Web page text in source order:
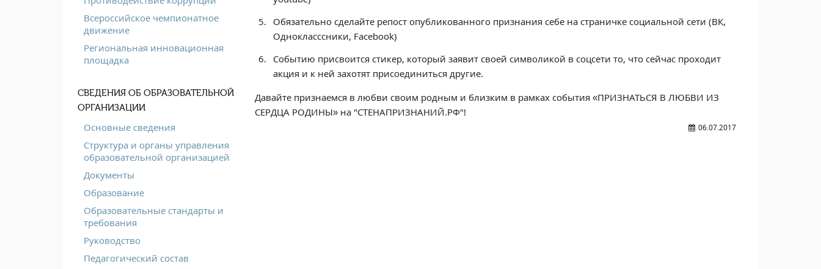
Всероссийское чемпионатное
движение
Региональная инновационная
площадка
СВЕДЕНИЯ ОБ ОБРАЗОВАТЕЛЬНОЙ
ОРГАНИЗАЦИИ
Основные сведения
Структура и органы управления
образовательной организацией
Документы
Образование
Образовательные стандарты и
требования
Руководство
Педагогический состав
Обязательно сделайте репост опубликованного признания себе на страничке социальной сети (ВК,
Однокласссники, Facebook)
Событию присвоится стикер, который заявит своей символикой в соцсети то, что сейчас проходит
акция и к ней захотят присоединиться другие.
Давайте признаемся в любви своим родным и близким в рамках события «ПРИЗНАТЬСЯ В ЛЮБВИ ИЗ
СЕРДЦА РОДИНЫ» на "СТЕНАПРИЗНАНИЙ.РФ"!
06.07.2017